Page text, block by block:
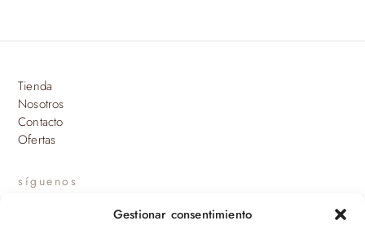
Gestionar consentimiento
Tienda
Nosotros
Contacto
Ofertas
síguenos